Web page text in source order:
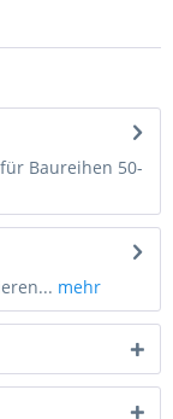
Baureihen 50-
mehr